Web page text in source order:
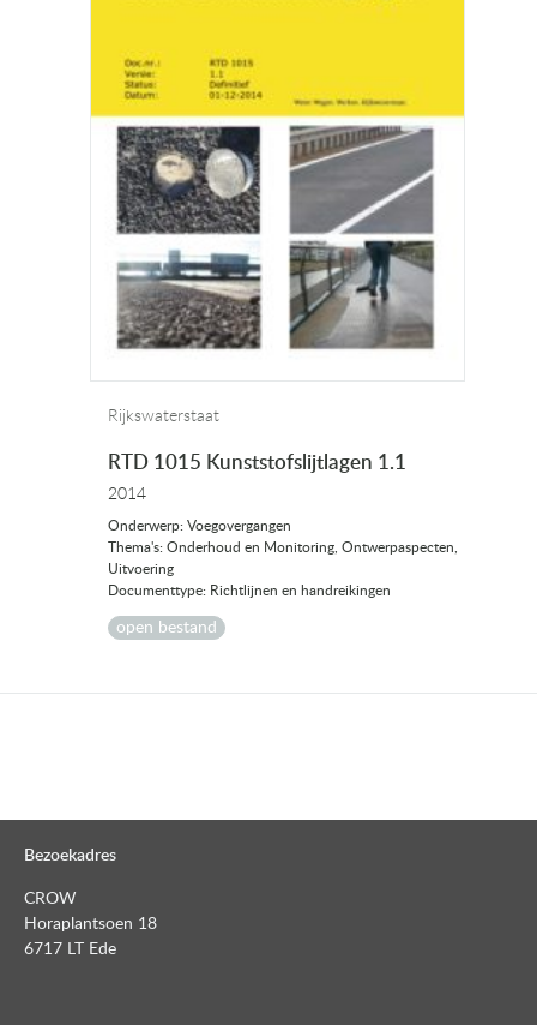
Rijkswaterstaat
RTD 1015 Kunststofslijtlagen 1.1
2014
Onderwerp: Voegovergangen
Thema's: Onderhoud en Monitoring, Ontwerpaspecten,
Uitvoering
Documenttype: Richtlijnen en handreikingen
open bestand
Bezoekadres
CROW
Horaplantsoen 18
6717 LT Ede